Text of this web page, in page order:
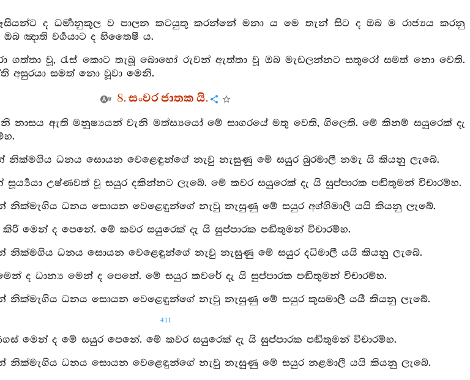
ද ධර්‍මානුකූල ව පාලන කටයුතු කරන්නේ මනා ය මෙ තැන් සිට ද ඔබ ම රාජ්‍යය කරනු
ඤාති වර්‍ගයාට ද හිතෛෂී ය.
ගත්තා වූ, රැස් කොට තැබූ බොහෝ රුවන් ඇත්තා වූ ඔබ මැඩලන්නට සතුරෝ සමත් නො වෙති.
අසුරයා සමත් නො වූවා මෙනි.
8. සංවර ජාතක යි.
වැනි නාසය ඇති මනුෂ්‍යයන් වැනි මත්ස්‍යයෝ මේ සාගරයේ මතු වෙති, ගිලෙති. මේ කිනම් සයුරෙක් දැ
නික්මගිය ධනය සොයන වෙළෙඳුන්ගේ නැවු නැසුණු මේ සයුර බුරමාලී නමැ යි කියනු ලැබේ.
සූර්‍ය්‍යයා උෂ්ණවත් වූ සයුර දකින්නට ලැබේ. මේ කවර සයුරෙක් දැ යි සුප්පාරක පඬිතුමන් විචාරම්හ.
නික්මැගිය ධනය සොයන වෙළෙඳුන්ගේ නැවු නැසුණු මේ සයුර අග්ගිමාලී යයි කියනු ලැබේ.
කිරි මෙන් ද පෙනේ. මේ කවර සයුරෙක් දැ යි සුප්පාරක පඬිතුමන් විචාරම්හ.
නික්මගිය ධනය සොයන වෙළෙඳුන්ගේ නැවු නැසුණු මේ සයුර දධිමාලී යයි කියනු ලැබේ.
ද ධාන්‍ය මෙන් ද පෙනේ. මේ සයුර කවරේ දැ යි සුප්පාරක පඬිතුමන් විචාරම්හ.
නික්මැගිය ධනය සොයන වෙළෙඳුන්ගේ නැවු නැසුණු මේ සයුර කුසමාලී යයී කියනු ලැබේ.
411
මෙන් ද මේ සයුර පෙනේ. මේ කවර සයුරෙක් දැ යි සුප්පාරක පඬිතුමන් විචාරම්හ.
නික්මැගිය ධනය සොයන වෙළෙඳුන්ගේ නැවු නැසුණු මේ සයුර නළමාලී යයි කියනු ලැබේ.